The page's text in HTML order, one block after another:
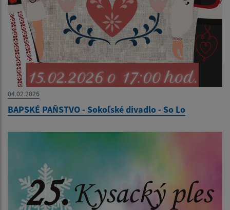
04.02.2026
BAPSKÉ PAŇSTVO - Sokoľské divadlo - So Lo